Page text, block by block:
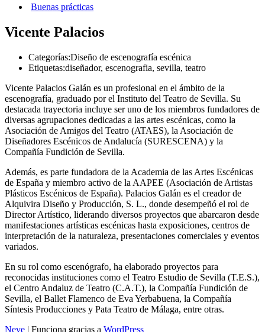
Buenas prácticas
Vicente Palacios
Categorías:Diseño de escenografía escénica
Etiquetas:diseñador, escenografia, sevilla, teatro
Vicente Palacios Galán es un profesional en el ámbito de la
escenografía, graduado por el Instituto del Teatro de Sevilla. Su
destacada trayectoria incluye ser uno de los miembros fundadores de
diversas agrupaciones dedicadas a las artes escénicas, como la
Asociación de Amigos del Teatro (ATAES), la Asociación de
Diseñadores Escénicos de Andalucía (SURESCENA) y la
Compañía Fundición de Sevilla.
Además, es parte fundadora de la Academia de las Artes Escénicas
de España y miembro activo de la AAPEE (Asociación de Artistas
Plásticos Escénicos de España). Palacios Galán es el creador de
Alquivira Diseño y Producción, S. L., donde desempeñó el rol de
Director Artístico, liderando diversos proyectos que abarcaron desde
manifestaciones artísticas escénicas hasta exposiciones, centros de
interpretación de la naturaleza, presentaciones comerciales y eventos
variados.
En su rol como escenógrafo, ha elaborado proyectos para
reconocidas instituciones como el Teatro Estudio de Sevilla (T.E.S.),
el Centro Andaluz de Teatro (C.A.T.), la Compañía Fundición de
Sevilla, el Ballet Flamenco de Eva Yerbabuena, la Compañía
Síntesis Producciones y Pata Teatro de Málaga, entre otras.
Neve | Funciona gracias a WordPress